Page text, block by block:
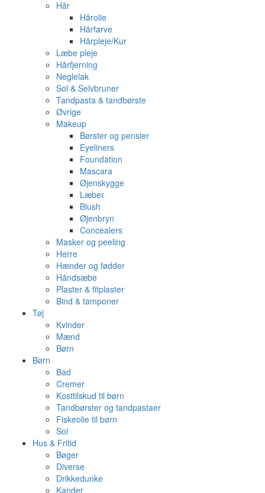
Hår
Hårolie
Hårfarve
Hårpleje/Kur
Læbe pleje
Hårfjerning
Neglelak
Sol & Selvbruner
Tandpasta & tandbørste
Øvrige
Makeup
Børster og pensler
Eyeliners
Foundation
Mascara
Øjenskygge
Læber
Blush
Øjenbryn
Concealers
Masker og peeling
Herre
Hænder og fødder
Håndsæbe
Plaster & fitplaster
Bind & tamponer
Tøj
Kvinder
Mænd
Børn
Børn
Bad
Cremer
Kosttilskud til børn
Tandbørster og tandpastaer
Fiskeolie til børn
Sol
Hus & Fritid
Bøger
Diverse
Drikkedunke
Kander